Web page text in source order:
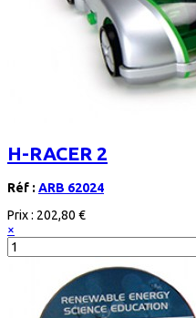
H-RACER 2
Réf : ARB 62024
Prix : 202,80 €
×